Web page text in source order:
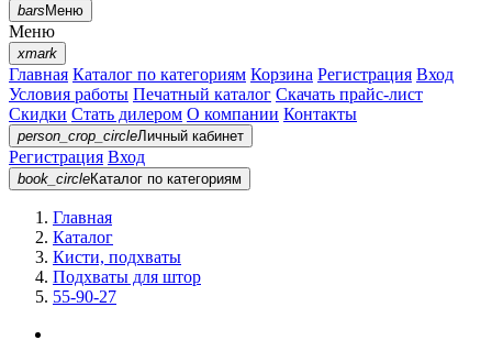
barsМеню
Меню
xmark
Главная Каталог по категориям Корзина Регистрация Вход
Условия работы Печатный каталог Скачать прайс-лист
Скидки Стать дилером О компании Контакты
person_crop_circleЛичный кабинет
Регистрация Вход
book_circleКаталог по категориям
Главная
Каталог
Кисти, подхваты
Подхваты для штор
55-90-27